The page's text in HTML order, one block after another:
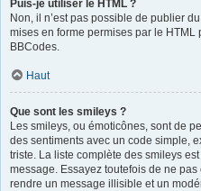
Puis-je utiliser le HTML ?
Non, il n’est pas possible de publier
mises en forme permises par le
BBCodes.
Haut
Que sont les smileys ?
Les smileys, ou émoticônes, sont de
des sentiments avec un code simple,
triste. La liste complète des smileys
message. Essayez toutefois de ne
rendre un message illisible et un